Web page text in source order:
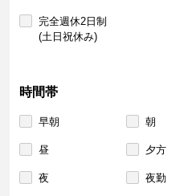
完全週休2日制
(土日祝休み)
時間帯
早朝 朝
昼 夕方
夜 夜勤